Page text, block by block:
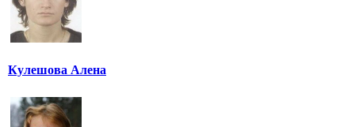
Кулешова Алена